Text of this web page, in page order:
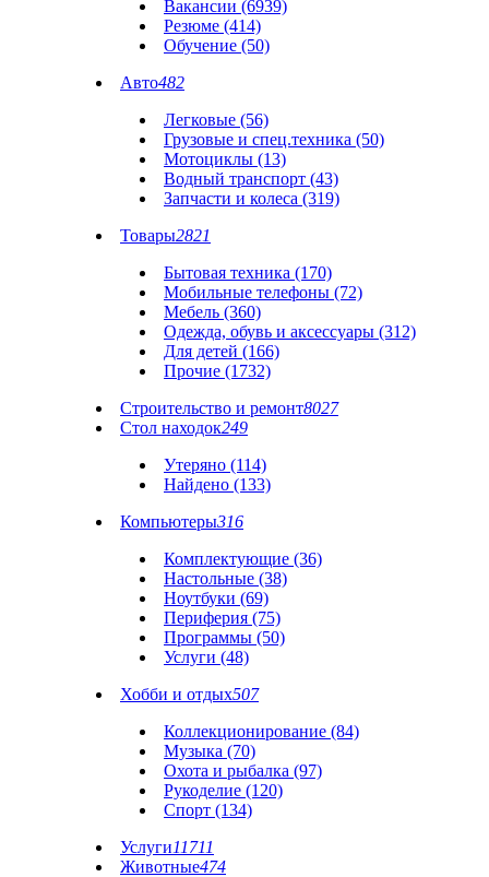
Вакансии (6939)
Резюме (414)
Обучение (50)
Авто482
Легковые (56)
Грузовые и спец.техника (50)
Мотоциклы (13)
Водный транспорт (43)
Запчасти и колеса (319)
Товары2821
Бытовая техника (170)
Мобильные телефоны (72)
Мебель (360)
Одежда, обувь и аксессуары (312)
Для детей (166)
Прочие (1732)
Строительство и ремонт8027
Стол находок249
Утеряно (114)
Найдено (133)
Компьютеры316
Комплектующие (36)
Настольные (38)
Ноутбуки (69)
Периферия (75)
Программы (50)
Услуги (48)
Хобби и отдых507
Коллекционирование (84)
Музыка (70)
Охота и рыбалка (97)
Рукоделие (120)
Спорт (134)
Услуги11711
Животные474